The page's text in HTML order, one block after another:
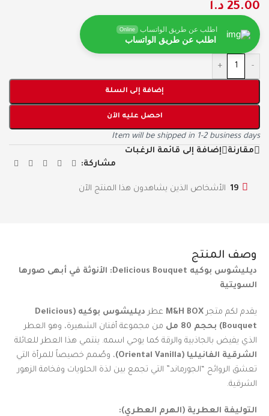
25.00 د.ا
اطلب عن طريق الواتساب Online
اطلب عن طريق الواتساب
-
+
إضافة إلى السلة
احصل عليه الآن
Item will be shipped in 1-2 business days
مقارنة
إضافة إلى قائمة الرغبات
مشاركة:
19 الأشخاص الذين يشاهدون هذا المنتج الآن
وصف المنتج
ديليشوس بوكيه Delicious Bouquet: الأنوثة في أبهى صورها
السويتية
يقدم لكم متجر M&H BOX عطر
ديليشوس بوكيه (Delicious
Bouquet)
بحجم 80 مل
من مجموعة أفنان الشهيرة، وهو العطر
الذي يفيض بالجاذبية والرقة كما يوحي اسمه. ينتمي هذا العطر للعائلة
الشرقية الفانيليا (Oriental Vanilla)
، وصُمم خصيصاً للمرأة التي
تعشق الروائح “الجورماند” التي تجمع بين لذة الحلويات وفخامة الزهور
الشرقية.
التوليفة العطرية (الهرم العطري):